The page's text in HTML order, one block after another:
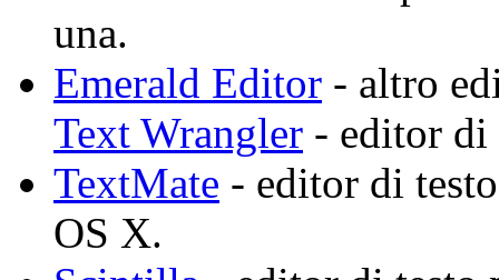
una.
Emerald Editor - altro
Text Wrangler - editor di
TextMate - editor di
OS X.